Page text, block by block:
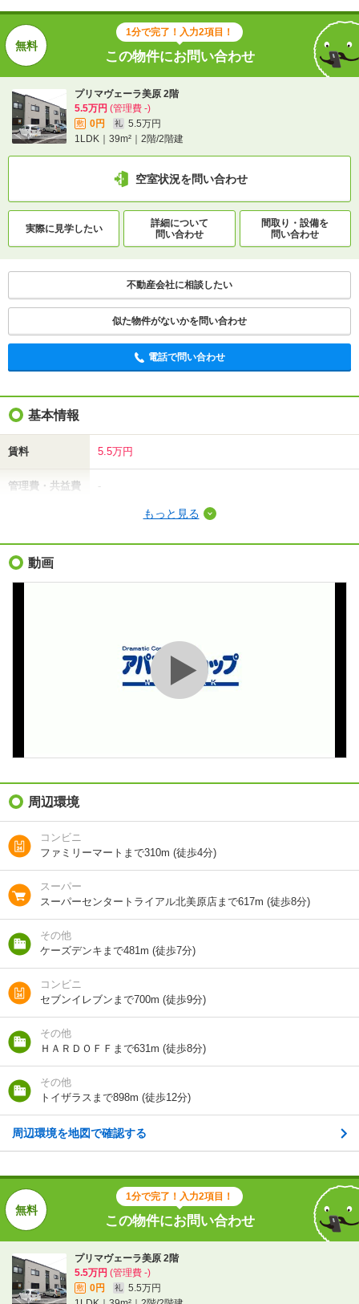
1分で完了！入力2項目！
この物件にお問い合わせ
プリマヴェーラ美原 2階
5.5万円 (管理費 -)
敷 0円 礼
5.5万円
1LDK｜39m²｜2階/2階建
空室状況を問い合わせ
実際に見学したい
詳細について
問い合わせ
間取り・設備を
問い合わせ
不動産会社に相談したい
似た物件がないかを問い合わせ
電話で問い合わせ
基本情報
賃料 5.5万円
管理費・共益費 -
礼金（敷引・償
却金）
アパート/木造
築24年/2003年5月
総戸数 6戸
住所 北海道函館市美原３
地図を見る
交通 函館バス/亀田外郭通 歩3分
敷 0円 礼
5.5万円
1LDK｜39m²｜2階/2階建
空室状況を問い合わせ
詳細について
間取り・設備を
不動産会社に相談したい
もっと見る
動画
周辺環境
コンビニ
ファミリーマートまで310m (徒歩4分)
スーパー
スーパーセンタートライアル北美原店まで617m (徒歩8分)
その他
ケーズデンキまで481m (徒歩7分)
コンビニ
セブンイレブンまで700m (徒歩9分)
その他
ＨＡＲＤＯＦＦまで631m (徒歩8分)
その他
トイザラスまで898m (徒歩12分)
周辺環境を地図で確認する
1分で完了！入力2項目！
この物件にお問い合わせ
プリマヴェーラ美原 2階
5.5万円 (管理費 -)
敷 0円 礼
5.5万円